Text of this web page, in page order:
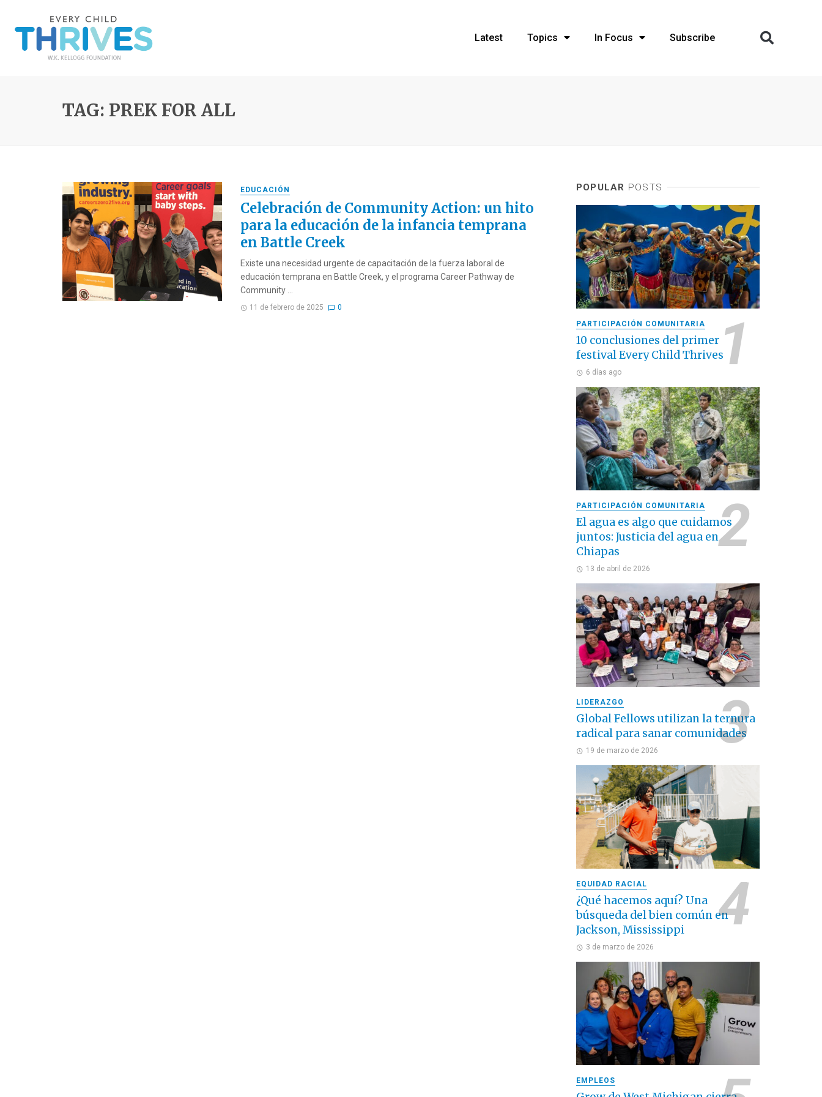
Latest Topics In Focus Subscribe
TAG: PREK FOR ALL
EDUCACIÓN
Celebración de Community Action: un hito
para la educación de la infancia temprana
en Battle Creek
Existe una necesidad urgente de capacitación de la fuerza laboral de
educación temprana en Battle Creek, y el programa Career Pathway de
Community ...
11 de febrero de 2025 0
POPULAR POSTS
PARTICIPACIÓN COMUNITARIA
10 conclusiones del primer
festival Every Child Thrives
6 días ago
PARTICIPACIÓN COMUNITARIA
El agua es algo que cuidamos
juntos: Justicia del agua en
Chiapas
13 de abril de 2026
LIDERAZGO
Global Fellows utilizan la ternura
radical para sanar comunidades
19 de marzo de 2026
EQUIDAD RACIAL
¿Qué hacemos aquí? Una
búsqueda del bien común en
Jackson, Mississippi
3 de marzo de 2026
EMPLEOS